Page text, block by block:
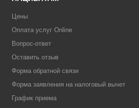
Цены
Оплата услуг Online
Вопрос-ответ
Оставить отзыв
Форма обратной связи
Форма заявления на налоговый вычет
График приема